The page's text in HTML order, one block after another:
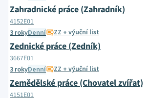
Zahradnické práce (Zahradník)
4152E01
3 rokyDenní ZZ + výuční list
Zednické práce (Zedník)
3667E01
3 rokyDenní ZZ + výuční list
Zemědělské práce (Chovatel zvířat)
4151E01